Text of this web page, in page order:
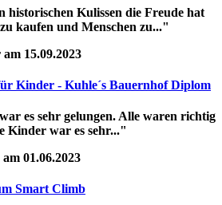
historischen Kulissen die Freude hat
kaufen und Menschen zu..."
15.09.2023
Kinder - Kuhle´s Bauernhof Diplom
es sehr gelungen. Alle waren richtig
Kinder war es sehr..."
01.06.2023
Smart Climb